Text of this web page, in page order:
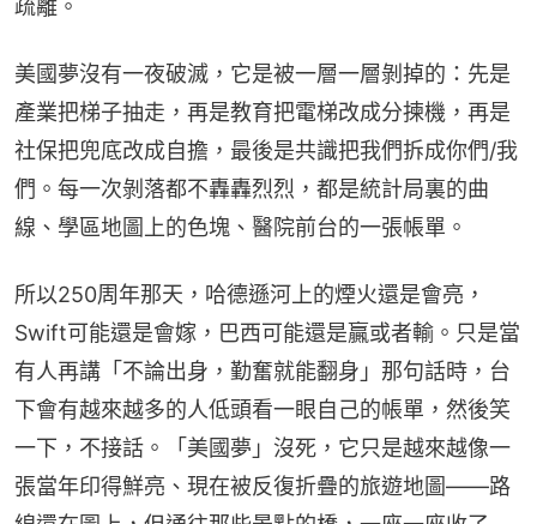
疏離。
美國夢沒有一夜破滅，它是被一層一層剝掉的：先是
產業把梯子抽走，再是教育把電梯改成分揀機，再是
社保把兜底改成自擔，最後是共識把我們拆成你們/我
們。每一次剝落都不轟轟烈烈，都是統計局裏的曲
線、學區地圖上的色塊、醫院前台的一張帳單。
所以250周年那天，哈德遜河上的煙火還是會亮，
Swift可能還是會嫁，巴西可能還是贏或者輸。只是當
有人再講「不論出身，勤奮就能翻身」那句話時，台
下會有越來越多的人低頭看一眼自己的帳單，然後笑
一下，不接話。「美國夢」沒死，它只是越來越像一
張當年印得鮮亮、現在被反復折疊的旅遊地圖——路